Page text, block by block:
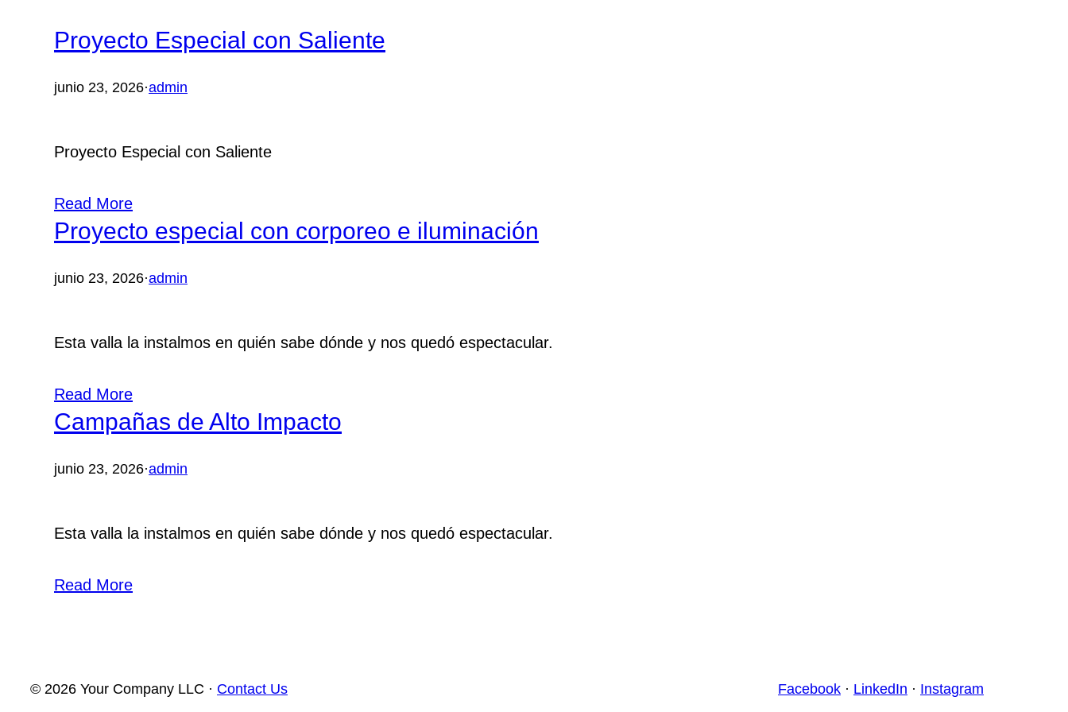
Proyecto Especial con Saliente
junio 23, 2026·admin
Proyecto Especial con Saliente
Read More
Proyecto especial con corporeo e iluminación
junio 23, 2026·admin
Esta valla la instalmos en quién sabe dónde y nos quedó espectacular.
Read More
Campañas de Alto Impacto
junio 23, 2026·admin
Esta valla la instalmos en quién sabe dónde y nos quedó espectacular.
Read More
© 2026 Your Company LLC · Contact Us Facebook · LinkedIn · Instagram